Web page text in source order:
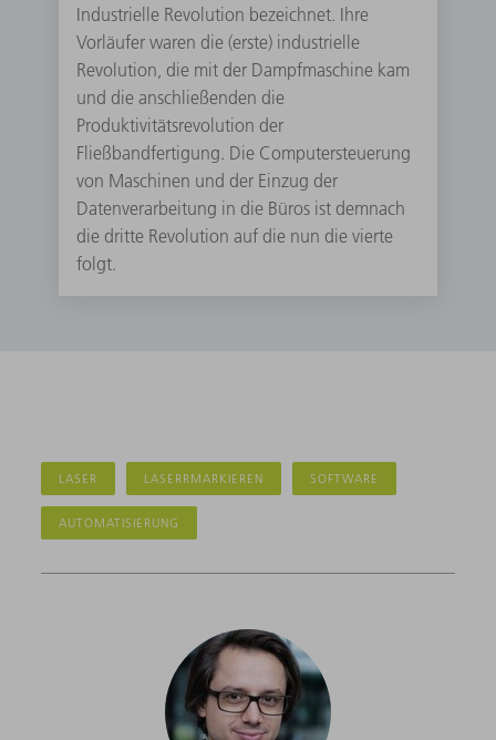
Industrielle Revolution bezeichnet. Ihre
Vorläufer waren die (erste) industrielle
Revolution, die mit der Dampfmaschine kam
und die anschließenden die
Produktivitätsrevolution der
Fließbandfertigung. Die Computersteuerung
von Maschinen und der Einzug der
Datenverarbeitung in die Büros ist demnach
die dritte Revolution auf die nun die vierte
folgt.
LASER LASERRMARKIEREN SOFTWARE
AUTOMATISIERUNG